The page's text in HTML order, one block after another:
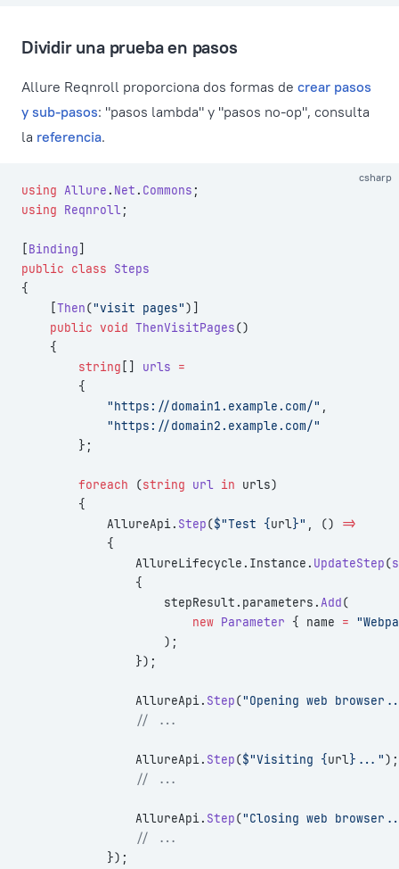
Dividir una prueba en pasos
Allure Reqnroll proporciona dos formas de crear pasos
y sub-pasos: "pasos lambda" y "pasos no-op", consulta
la referencia.
csharp
using Allure . Net . Commons ;
using Reqnroll;
[Binding]
public class Steps
{
    [
Then("visit pages")]
    public
void ThenVisitPages()
    {
        string
[] urls =
        {
            "https://domain1.example.com/"
,
            "https://domain2.example.com/"
        };
        foreach
(string url in urls)
        {
            AllureApi.
Step($"Test {url}" , () =>
            {
                AllureLifecycle.Instance.
UpdateStep(
                {
                    stepResult.parameters.
Add(
                        new
Parameter { name =
                    );
                });
                AllureApi.
Step("Opening web
                // ...
                AllureApi.
Step($"Visiting {url}...");
                // ...
                AllureApi.
Step("Closing web
                // ...
            });